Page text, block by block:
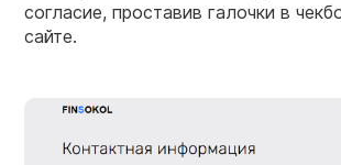
согласие, проставив галочки в
сайте.